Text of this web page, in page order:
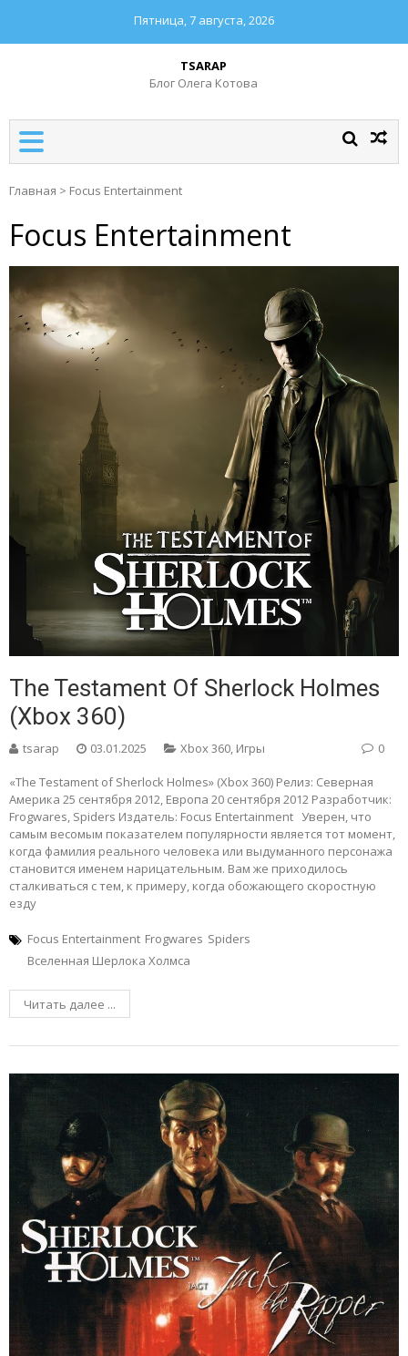
Пятница, 7 августа, 2026
TSARAP
Блог Олега Котова
Главная > Focus Entertainment
Focus Entertainment
The Testament Of Sherlock Holmes
(Xbox 360)
tsarap 03.01.2025 Xbox 360, Игры 0
«The Testament of Sherlock Holmes» (Xbox 360) Релиз: Северная
Америка 25 сентября 2012, Европа 20 сентября 2012 Разработчик:
Frogwares, Spiders Издатель: Focus Entertainment Уверен, что
самым весомым показателем популярности является тот момент,
когда фамилия реального человека или выдуманного персонажа
становится именем нарицательным. Вам же приходилось
сталкиваться с тем, к примеру, когда обожающего скоростную
езду
Focus Entertainment Frogwares Spiders
Вселенная Шерлока Холмса
Читать далее ...